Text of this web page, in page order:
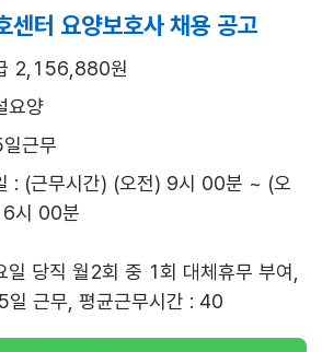
센터 요양보호사 채용 공고
2,156,880원
요양
근무
: (근무시간) (오전) 9시 00분 ~ (오
시 00분
일 당직 월2회 중 1회 대체휴무 부여,
일 근무, 평균근무시간 : 40